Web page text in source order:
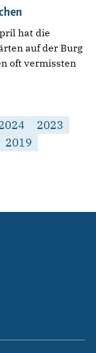
hat die
auf der Burg
oft vermissten
2023
2019